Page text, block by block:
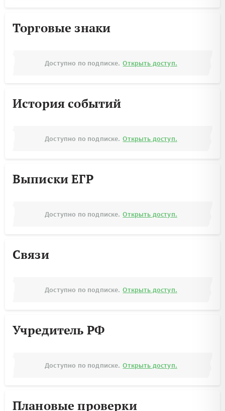
Торговые знаки
Доступно по подписке. Открыть доступ.
История событий
Доступно по подписке. Открыть доступ.
Выписки ЕГР
Доступно по подписке. Открыть доступ.
Связи
Доступно по подписке. Открыть доступ.
Учредитель РФ
Доступно по подписке. Открыть доступ.
Плановые проверки